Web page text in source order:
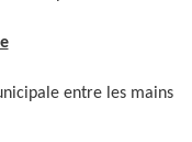
entre les mains